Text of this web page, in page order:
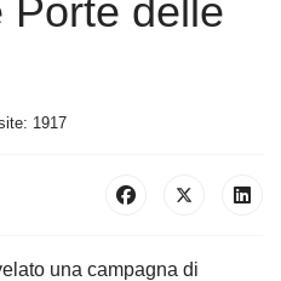
Porte delle
1917
una campagna di